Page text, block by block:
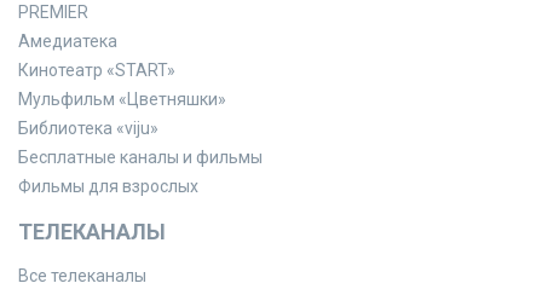
PREMIER
Амедиатека
Кинотеатр «START»
Мульфильм «Цветняшки»
Библиотека «viju»
Бесплатные каналы и фильмы
Фильмы для взрослых
ТЕЛЕКАНАЛЫ
Все телеканалы